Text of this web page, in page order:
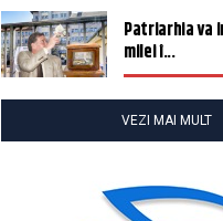
Patriarhia va
milei î...
VEZI MAI MULT